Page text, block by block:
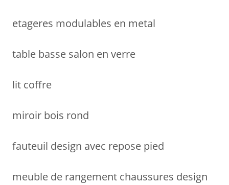
etageres modulables en metal
table basse salon en verre
lit coffre
miroir bois rond
fauteuil design avec repose pied
meuble de rangement chaussures design